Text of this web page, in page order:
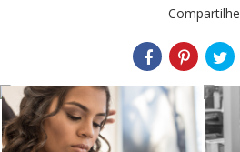
Compartilhe